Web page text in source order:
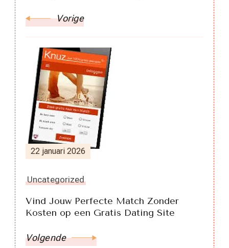
Vorige
22 januari 2026
Uncategorized
Vind Jouw Perfecte Match Zonder
Kosten op een Gratis Dating Site
Volgende